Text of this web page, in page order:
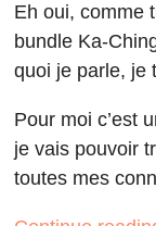
Eh oui, comme
bundle Ka-
quoi je parle, je
Pour moi c’est
je vais pouvoir
toutes mes